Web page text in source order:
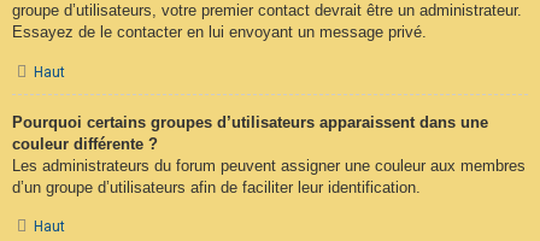
groupe d’utilisateurs, votre premier contact devrait être un administrateur.
Essayez de le contacter en lui envoyant un message privé.
Haut
Pourquoi certains groupes d’utilisateurs apparaissent dans une
couleur différente ?
Les administrateurs du forum peuvent assigner une couleur aux membres
d’un groupe d’utilisateurs afin de faciliter leur identification.
Haut